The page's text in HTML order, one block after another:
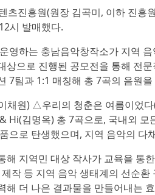
츠진흥원(원장 김곡미, 이하 진흥
시 발매했다.
영하는 충남음악창작소가 지역
상으로 진행된 공모전을 통해 전
7팀과 1:1 매칭해 총 7곡의 음원
채원) △우리의 청춘은 여름이
Hi(김명옥) 총 7곡으로, 국내외
으로 탄생했으며, 지역 음악의 다
해 지역민 대상 작사가 교육을 통
작 등 지역 음악 생태계의 선순
해 더 나은 결과물을 만들어내는